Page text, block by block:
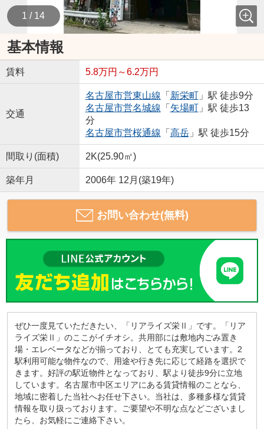
1 / 14
基本情報
賃料 5.8万円～6.2万円
交通
名古屋市営東山線 「 新栄町」駅 徒歩9分
名古屋市営名城線 「 矢場町」駅 徒歩13
分
名古屋市営桜通線 「 高岳」駅 徒歩15分
間取り(面積) 2K(25.90㎡)
築年月 2006年 12月(築19年)
お問い合わせ(無料)
ぜひ一度見ていただきたい、「リアライズ栄Ⅱ」です。「リア
ライズ栄Ⅱ」のここがイチオシ。共用部には敷地内ごみ置き
場・エレベータなどが揃っており、とても充実しています。2
駅利用可能な物件なので、用途や行き先に応じて経路を選択で
きます。好評の駅近物件となっており、駅より徒歩9分に立地
しています。名古屋市中区エリアにある賃貸情報のことなら、
地域に密着した当社へお任せ下さい。当社は、多種多様な賃貸
情報を取り扱っております。ご要望や不明な点などございまし
たら、お気軽にご連絡下さい。